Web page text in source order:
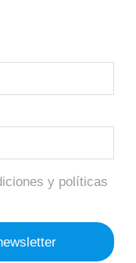
y políticas